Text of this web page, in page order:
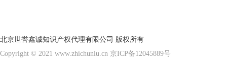
北京世誉鑫诚知识产权代理有限公司 版权所有
Copyright © 2021 www.zhichunlu.cn 京ICP备12045889号